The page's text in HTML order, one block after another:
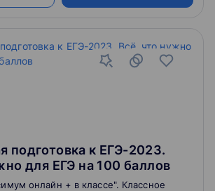
подготовка к ЕГЭ-2023.
для ЕГЭ на 100 баллов
онлайн + в классе". Классное